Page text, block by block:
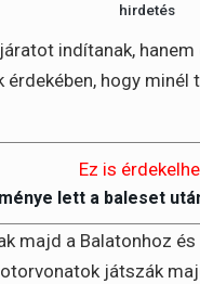
hirdetés
indítanak,
hogy
Ez is
lett a baleset
majd a Balatonhoz
játszák